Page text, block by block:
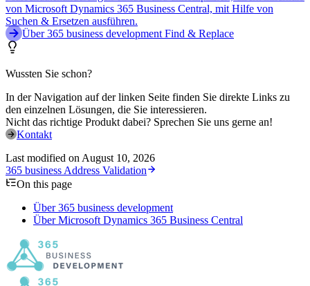
von Microsoft Dynamics 365 Business Central, mit Hilfe von
Suchen & Ersetzen ausführen.
Über 365 business development Find & Replace
Wussten Sie schon?
In der Navigation auf der linken Seite finden Sie direkte Links zu
den einzelnen Lösungen, die Sie interessieren.
Nicht das richtige Produkt dabei? Sprechen Sie uns gerne an!
Kontakt
Last modified on August 10, 2026
365 business Address Validation
On this page
Über 365 business development
Über Microsoft Dynamics 365 Business Central